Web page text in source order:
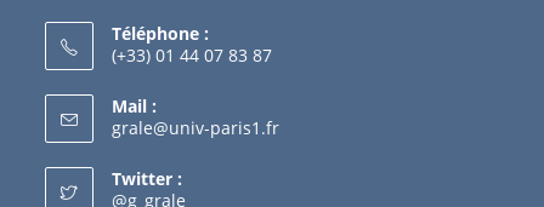
Téléphone :
(+33) 01 44 07 83 87
Mail :
grale@univ-paris1.fr
Twitter :
@g_grale